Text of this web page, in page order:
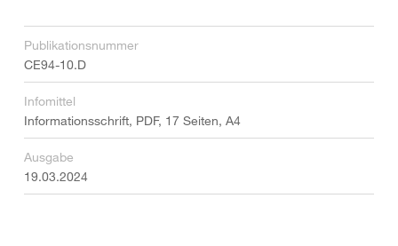
Publikationsnummer
CE94-10.D
Infomittel
Informationsschrift, PDF, 17 Seiten, A4
Ausgabe
19.03.2024